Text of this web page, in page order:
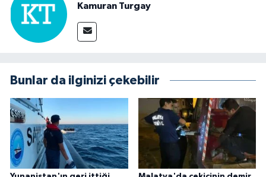
Kamuran Turgay
Bunlar da ilginizi çekebilir